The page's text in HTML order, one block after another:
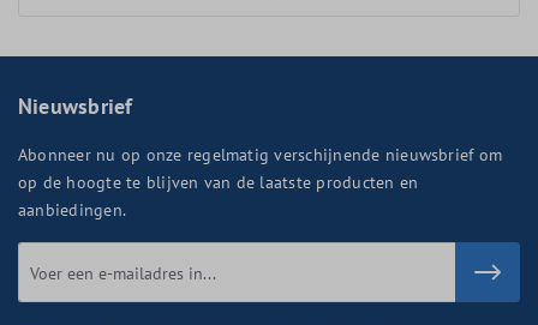
Nieuwsbrief
Abonneer nu op onze regelmatig verschijnende nieuwsbrief om
op de hoogte te blijven van de laatste producten en
aanbiedingen.